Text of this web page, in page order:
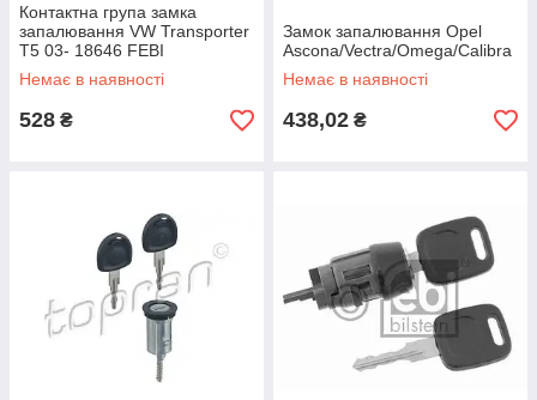
Контактна група замка
запалювання VW Transporter
T5 03- 18646 FEBI
Немає в наявності
528 ₴
Замoк запалювання Opel
Ascona/Vectra/Omega/Calibra
Немає в наявності
438,02 ₴